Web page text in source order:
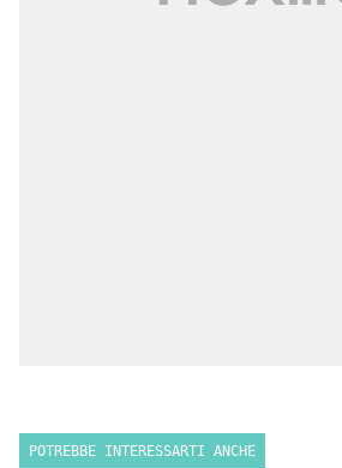
POTREBBE INTERESSARTI ANCHE